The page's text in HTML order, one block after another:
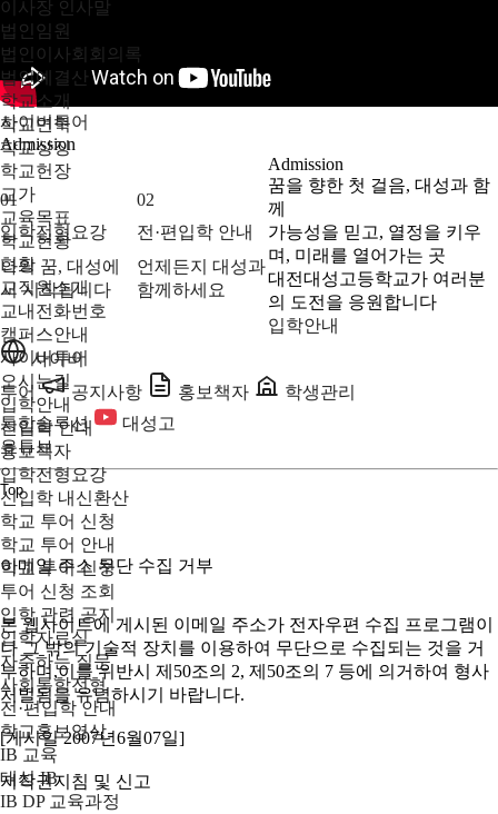
이사장 인사말
법인임원
법인이사회회의록
법인예결산
학교소개
학교연혁
학교상징
학교헌장
교가
교육목표
학교현황
현황
교직원소개
교내전화번호
캠퍼스안내
사이버투어
오시는길
입학안내
신입학 안내
홍보책자
입학전형요강
신입학 내신환산
학교 투어 신청
학교 투어 안내
학교 투어 신청
투어 신청 조회
입학 관련 공지
입학자료실
자주하는 질문
사회통합전형
전·편입학 안내
학교홍보영상
IB 교육
대성 IB
IB DP 교육과정
사이버투어
Admission
01
입학전형요강
나의 꿈, 대성에
서 시작됩니다
02
전·편입학 안내
언제든지 대성과
함께하세요
Admission
꿈을 향한 첫 걸음, 대성과 함
께
가능성을 믿고, 열정을 키우
며, 미래를 열어가는 곳
대전대성고등학교가 여러분
의 도전을 응원합니다
입학안내
사이버
투어
공지사항 홍보책자
학생관리
통합솔루션
대성고
유튜브
Top
이메일 주소 무단 수집 거부
본 웹사이트에 게시된 이메일 주소가 전자우편 수집 프로그램이
나 그 밖의 기술적 장치를 이용하여 무단으로 수집되는 것을 거
부하며,이를 위반시 제50조의 2, 제50조의 7 등에 의거하여 형사
처벌됨을 유념하시기 바랍니다.
[게시일 2007년6월07일]
저작권지침 및 신고